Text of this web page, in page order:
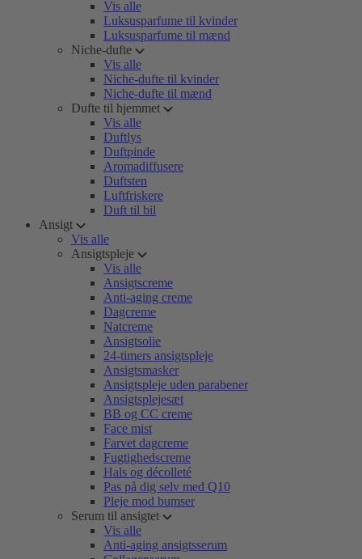
Vis alle
Luksusparfume til kvinder
Luksusparfume til mænd
Niche-dufte
Vis alle
Niche-dufte til kvinder
Niche-dufte til mænd
Dufte til hjemmet
Vis alle
Duftlys
Duftpinde
Aromadiffusere
Duftsten
Luftfriskere
Duft til bil
Ansigt
Vis alle
Ansigtspleje
Vis alle
Ansigtscreme
Anti-aging creme
Dagcreme
Natcreme
Ansigtsolie
24-timers ansigtspleje
Ansigtsmasker
Ansigtspleje uden parabener
Ansigtsplejesæt
BB og CC creme
Face mist
Farvet dagcreme
Fugtighedscreme
Hals og décolleté
Pas på dig selv med Q10
Pleje mod bumser
Serum til ansigtet
Vis alle
Anti-aging ansigtsserum